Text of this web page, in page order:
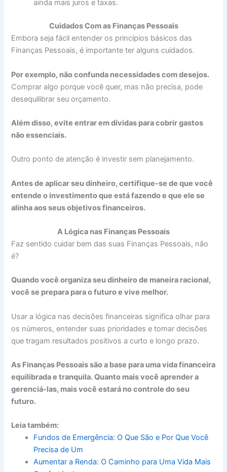
ainda mais juros e taxas.
Cuidados Com as Finanças Pessoais
Embora seja fácil entender os princípios básicos das
Finanças Pessoais, é importante ter alguns cuidados.
Por exemplo, não confunda necessidades com desejos.
Comprar algo porque você quer, mas não precisa, pode
desequilibrar seu orçamento.
Além disso, evite entrar em dívidas para cobrir gastos
não essenciais.
Outro ponto de atenção é investir sem planejamento.
Antes de aplicar seu dinheiro, certifique-se de que você
entende o investimento que está fazendo e que ele se
alinha aos seus objetivos financeiros.
A Lógica nas Finanças Pessoais
Faz sentido cuidar bem das suas Finanças Pessoais, não
é?
Quando você organiza seu dinheiro de maneira racional,
você se prepara para o futuro e vive melhor.
Usar a lógica nas decisões financeiras significa olhar para
os números, entender suas prioridades e tomar decisões
que tragam resultados positivos a curto e longo prazo.
As Finanças Pessoais são a base para uma vida financeira
equilibrada e tranquila.Quanto mais você aprender a
gerenciá-las, mais você estará no controle do seu
futuro.
Leia também:
Fundos de Emergência: O Que São e Por Que Você
Precisa de Um
Aumentar a Renda: O Caminho para Uma Vida Mais